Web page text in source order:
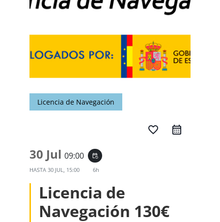
Licencia de Navegación
favorite_border
30 Jul 09:00 event_repeat
HASTA 30 JUL, 15:00 6h
Licencia de
Navegación 130€